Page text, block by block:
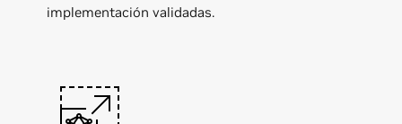
implementación validadas.